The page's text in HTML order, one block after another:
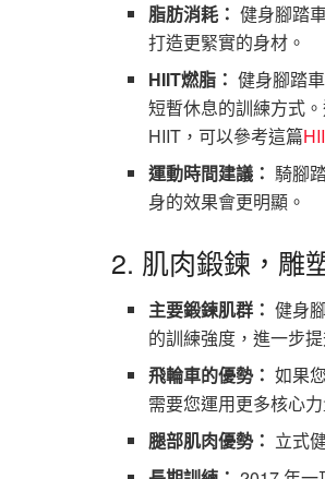
脂肪消耗： 健身腳踏
打造更緊實的身材。
HIIT燃脂： 健身腳踏
短暫休息的訓練方式
HIIT，可以參考這篇
運動時間建議： 騎腳
身的效果會更明顯。
2. 肌肉鍛鍊，雕
主要鍛鍊肌群： 健身
的訓練強度，進一步
飛輪車的優勢： 如果
需要您運用更多核心
腿部肌肉優勢： 立式